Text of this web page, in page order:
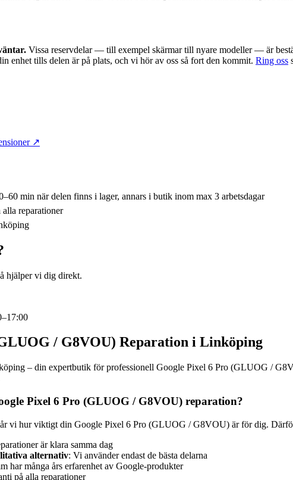
Vissa reservdelar — till exempel skärmar till nyare modeller — är
enhet tills delen är på plats, och vi hör av oss så fort den kommit. Ring oss
↗
min när delen finns i lager, annars i butik inom max 3 arbetsdagar
alla reparationer
hjälper vi dig direkt.
/ G8VOU) Reparation i Linköping
– din expertbutik för professionell Google Pixel 6 Pro (GLUOG /
Pixel 6 Pro (GLUOG / G8VOU) reparation?
vi hur viktigt din Google Pixel 6 Pro (GLUOG / G8VOU) är för dig.
är klara samma dag
alternativ: Vi använder endast de bästa delarna
har många års erfarenhet av Google-produkter
på alla reparationer